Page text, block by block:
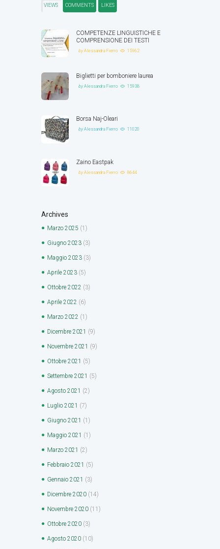
VIEWS COMMENTS LIKES
COMPETENZE LINGUISTICHE E
COMPRENSIONE DEI TESTI
byAlessandra Fierro 15962
Biglietti per bomboniere laurea
byAlessandra Fierro 15938
Borsa Naj-Oleari
byAlessandra Fierro 11020
Zaino Eastpak
byAlessandra Fierro 8644
Archives
Marzo 2025 (1)
Giugno 2023 (3)
Maggio 2023 (3)
Aprile 2023 (5)
Ottobre 2022 (3)
Aprile 2022 (6)
Marzo 2022 (1)
Dicembre 2021 (9)
Novembre 2021 (9)
Ottobre 2021 (5)
Settembre 2021 (5)
Agosto 2021 (2)
Luglio 2021 (7)
Giugno 2021 (1)
Maggio 2021 (1)
Marzo 2021 (2)
Febbraio 2021 (5)
Gennaio 2021 (3)
Dicembre 2020 (14)
Novembre 2020 (11)
Ottobre 2020 (3)
Agosto 2020 (10)